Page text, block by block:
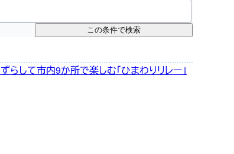
この条件で検索
して市内9か所で楽しむ「ひまわりリレー」